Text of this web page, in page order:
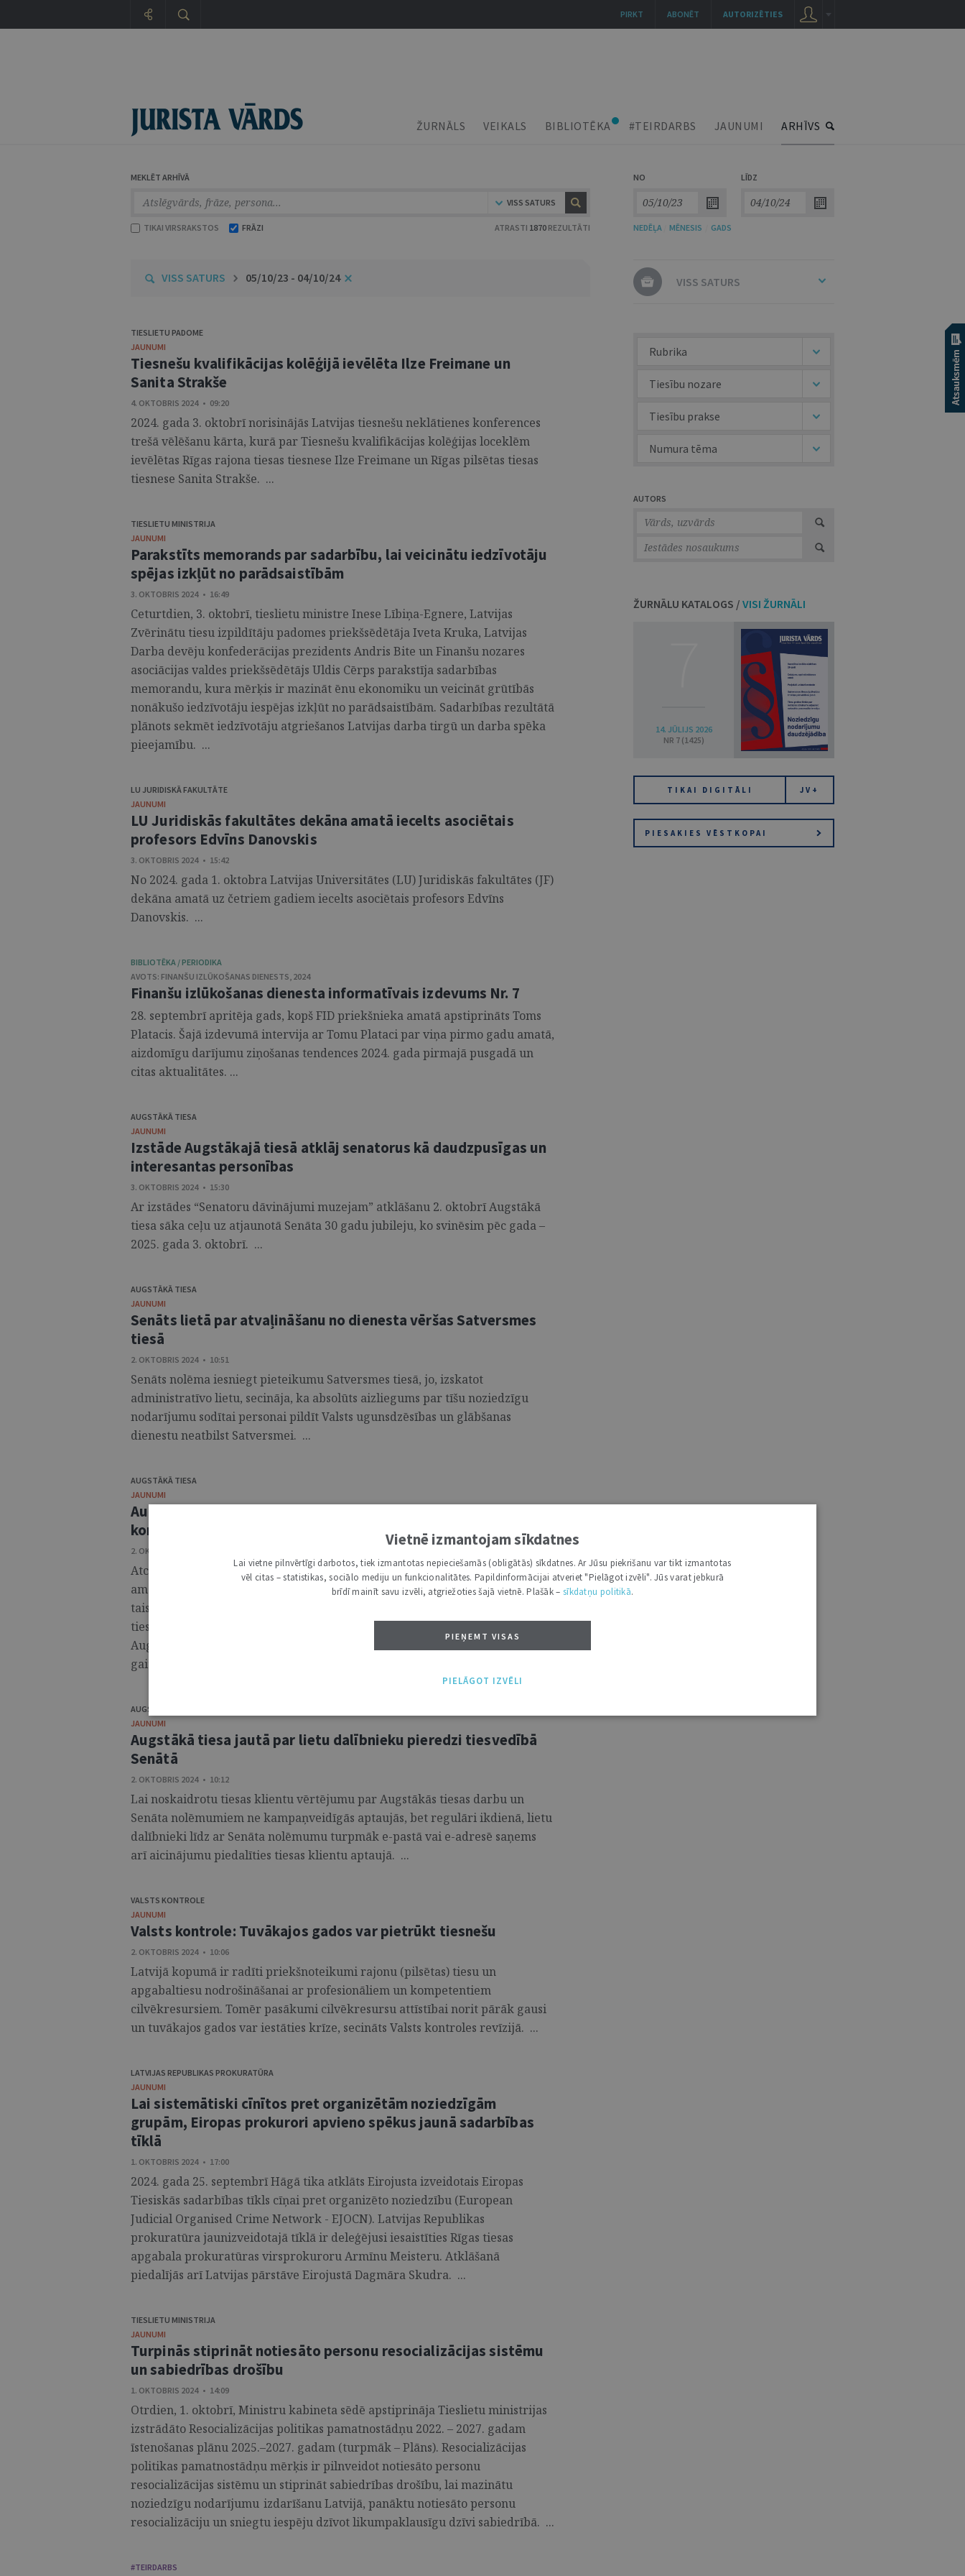
ŽURNĀLS VEIKALS BIBLIOTĒKA #TEIRDARBS JAUNUMI ARHĪVS
MEKLĒT ARHĪVĀ
VISS SATURS
TIKAI VIRSRAKSTOS FRĀZI ATRASTI 1870 REZULTĀTI
NO LĪDZ
NEDĒĻA MĒNESIS GADS
VISS SATURS 05/10/23 - 04/10/24
TIESLIETU PADOME
JAUNUMI
Tiesnešu kvalifikācijas kolēģijā ievēlēta Ilze Freimane un
Sanita Strakše
4. OKTOBRIS 2024 • 09:20
2024. gada 3. oktobrī norisinājās Latvijas tiesnešu neklātienes konferences
trešā vēlēšanu kārta, kurā par Tiesnešu kvalifikācijas kolēģijas loceklēm
ievēlētas Rīgas rajona tiesas tiesnese Ilze Freimane un Rīgas pilsētas tiesas
tiesnese Sanita Strakše. ...
TIESLIETU MINISTRIJA
JAUNUMI
Parakstīts memorands par sadarbību, lai veicinātu iedzīvotāju
spējas izkļūt no parādsaistībām
3. OKTOBRIS 2024 • 16:49
Ceturtdien, 3. oktobrī, tieslietu ministre Inese Lībiņa-Egnere, Latvijas
Zvērinātu tiesu izpildītāju padomes priekšsēdētāja Iveta Kruka, Latvijas
Darba devēju konfederācijas prezidents Andris Bite un Finanšu nozares
asociācijas valdes priekšsēdētājs Uldis Cērps parakstīja sadarbības
memorandu, kura mērķis ir mazināt ēnu ekonomiku un veicināt grūtībās
nonākušo iedzīvotāju iespējas izkļūt no parādsaistībām. Sadarbības rezultātā
plānots sekmēt iedzīvotāju atgriešanos Latvijas darba tirgū un darba spēka
pieejamību. ...
LU JURIDISKĀ FAKULTĀTE
JAUNUMI
LU Juridiskās fakultātes dekāna amatā iecelts asociētais
profesors Edvīns Danovskis
3. OKTOBRIS 2024 • 15:42
No 2024. gada 1. oktobra Latvijas Universitātes (LU) Juridiskās fakultātes (JF)
dekāna amatā uz četriem gadiem iecelts asociētais profesors Edvīns
Danovskis. ...
BIBLIOTĒKA / PERIODIKA
AVOTS: FINANŠU IZLŪKOŠANAS DIENESTS, 2024
Finanšu izlūkošanas dienesta informatīvais izdevums Nr. 7
28. septembrī apritēja gads, kopš FID priekšnieka amatā apstiprināts Toms
Platacis. Šajā izdevumā intervija ar Tomu Plataci par viņa pirmo gadu amatā,
aizdomīgu darījumu ziņošanas tendences 2024. gada pirmajā pusgadā un
citas aktualitātes. ...
AUGSTĀKĀ TIESA
JAUNUMI
Izstāde Augstākajā tiesā atklāj senatorus kā daudzpusīgas un
interesantas personības
3. OKTOBRIS 2024 • 15:30
Ar izstādes “Senatoru dāvinājumi muzejam” atklāšanu 2. oktobrī Augstākā
tiesa sāka ceļu uz atjaunotā Senāta 30 gadu jubileju, ko svinēsim pēc gada –
2025. gada 3. oktobrī. ...
AUGSTĀKĀ TIESA
JAUNUMI
Senāts lietā par atvaļināšanu no dienesta vēršas Satversmes
tiesā
2. OKTOBRIS 2024 • 10:51
Senāts nolēma iesniegt pieteikumu Satversmes tiesā, jo, izskatot
administratīvo lietu, secināja, ka absolūts aizliegums par tīšu noziedzīgu
nodarījumu sodītai personai pildīt Valsts ugunsdzēsības un glābšanas
dienestu neatbilst Satversmei. ...
AUGSTĀKĀ TIESA
JAUNUMI
Augstākās tiesas priekšsēdētājs jaunajiem tiesnešiem: jūs esat
konstitucionāla ranga amatpersonas
2. OKTOBRIS 2024 • 10:14
Atcerēties, ka viņi uz darbu neiet kā darbinieki, bet ir konstitucionāla ranga
amatpersonas, kas pa tiešo realizē Satveremes 92. pantā noteiktās tiesības uz
taisnīgu tiesu – to, tiekoties ar jaunajiem tiesnešiem, uzsvēra Augstākās
tiesas priekšsēdētājs Aigars Strupišs. 30. septembrī Jauno tiesnešu dienā
Augstākajā tiesā piedalījās deviņi tiesneši, kas nesen sākuši savas darba
gaitas. ...
AUGSTĀKĀ TIESA
JAUNUMI
Augstākā tiesa jautā par lietu dalībnieku pieredzi tiesvedībā
Senātā
2. OKTOBRIS 2024 • 10:12
Lai noskaidrotu tiesas klientu vērtējumu par Augstākās tiesas darbu un
Senāta nolēmumiem ne kampaņveidīgās aptaujās, bet regulāri ikdienā, lietu
dalībnieki līdz ar Senāta nolēmumu turpmāk e-pastā vai e-adresē saņems
arī aicinājumu piedalīties tiesas klientu aptaujā. ...
VALSTS KONTROLE
JAUNUMI
Valsts kontrole: Tuvākajos gados var pietrūkt tiesnešu
2. OKTOBRIS 2024 • 10:06
Latvijā kopumā ir radīti priekšnoteikumi rajonu (pilsētas) tiesu un
apgabaltiesu nodrošināšanai ar profesionāliem un kompetentiem
cilvēkresursiem. Tomēr pasākumi cilvēkresursu attīstībai norit pārāk gausi
un tuvākajos gados var iestāties krīze, secināts Valsts kontroles revīzijā. ...
LATVIJAS REPUBLIKAS PROKURATŪRA
JAUNUMI
Lai sistemātiski cīnītos pret organizētām noziedzīgām
grupām, Eiropas prokurori apvieno spēkus jaunā sadarbības
tīklā
1. OKTOBRIS 2024 • 17:00
2024. gada 25. septembrī Hāgā tika atklāts Eirojusta izveidotais Eiropas
Tiesiskās sadarbības tīkls cīņai pret organizēto noziedzību (European
Judicial Organised Crime Network - EJOCN). Latvijas Republikas
prokuratūra jaunizveidotajā tīklā ir deleģējusi iesaistīties Rīgas tiesas
apgabala prokuratūras virsprokuroru Armīnu Meisteru. Atklāšanā
piedalījās arī Latvijas pārstāve Eirojustā Dagmāra Skudra. ...
TIESLIETU MINISTRIJA
JAUNUMI
Turpinās stiprināt notiesāto personu resocializācijas sistēmu
un sabiedrības drošību
1. OKTOBRIS 2024 • 14:09
Otrdien, 1. oktobrī, Ministru kabineta sēdē apstiprināja Tieslietu ministrijas
izstrādāto Resocializācijas politikas pamatnostādņu 2022. – 2027. gadam
īstenošanas plānu 2025.–2027. gadam (turpmāk – Plāns). Resocializācijas
politikas pamatnostādņu mērķis ir pilnveidot notiesāto personu
resocializācijas sistēmu un stiprināt sabiedrības drošību, lai mazinātu
noziedzīgu nodarījumu izdarīšanu Latvijā, panāktu notiesāto personu
resocializāciju un sniegtu iespēju dzīvot likumpaklausīgu dzīvi sabiedrībā. ...
#TEIRDARBS
VISS SATURS
Rubrika
Tiesību nozare
Tiesību prakse
Numura tēma
AUTORS
ŽURNĀLU KATALOGS / VISI ŽURNĀLI
14. JŪLIJS 2026
NR 7 (1425)
TIKAI DIGITĀLI JV+
PIESAKIES VĒSTKOPAI
AUTORIZĒTIES
ABONĒT
PIRKT
Vietnē izmantojam sīkdatnes
Lai vietne pilnvērtīgi darbotos, tiek izmantotas nepieciešamās (obligātās) sīkdatnes. Ar Jūsu piekrišanu var tikt izmantotas
vēl citas – statistikas, sociālo mediju un funkcionalitātes. Papildinformācijai atveriet "Pielāgot izvēli". Jūs varat jebkurā
brīdī mainīt savu izvēli, atgriežoties šajā vietnē. Plašāk – sīkdatņu politikā.
PIEŅEMT VISAS
PIELĀGOT IZVĒLI